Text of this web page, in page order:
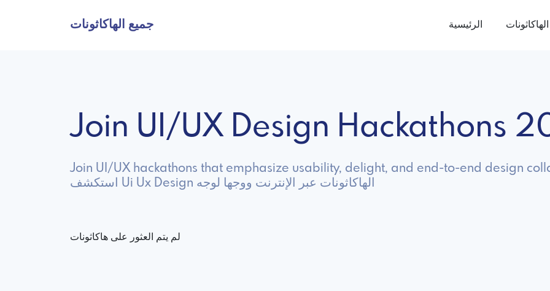
جميع الهاكاثونات الرئيسية الهاكاثونات
Join UI/UX Design Hackathons
Join UI/UX hackathons that emphasize usability, delight, and end-to-end design
استكشف Ui Ux Design الهاكاثونات عبر الإنترنت ووجها لوجه
لم يتم العثور على هاكاثونات